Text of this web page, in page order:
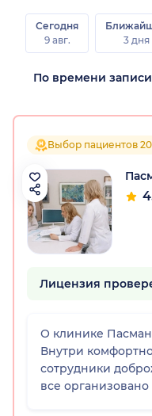
Сегодня
9 авг.
3 дня
Выбор пациентов
Лицензия
О клинике
Внутри
сотрудники
все